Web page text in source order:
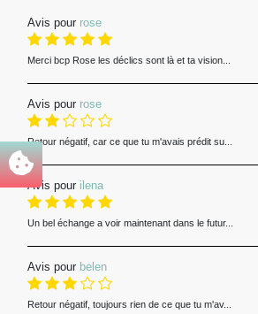
Avis pour rose
Merci bcp Rose les déclics sont là et ta vision...
Avis pour rose
Retour négatif, car ce que tu m'avais prédit su...
Avis pour ilena
Un bel échange a voir maintenant dans le futur...
Avis pour belen
Retour négatif, toujours rien de ce que tu m'av...